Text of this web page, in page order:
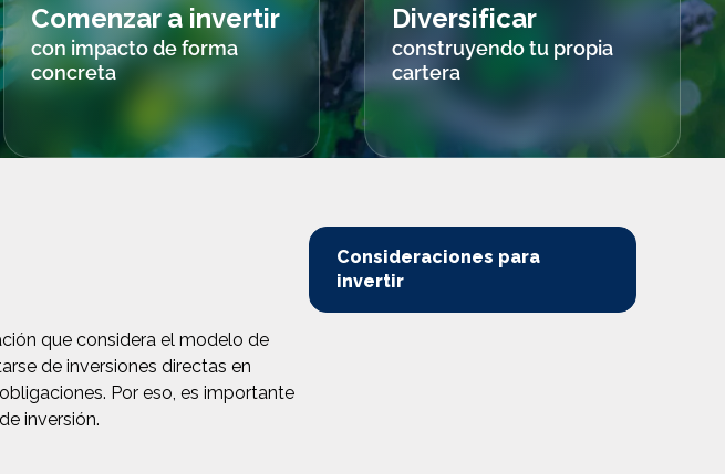
Comenzar a invertir
con impacto de forma
concreta
Diversificar
construyendo tu propia
cartera
que considera el modelo de
de inversiones directas en
Por eso, es importante
inversión.
Consideraciones para
invertir